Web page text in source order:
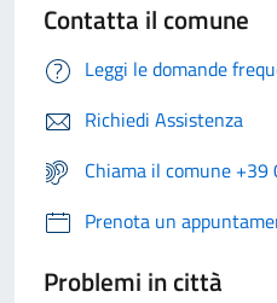
Contatta il comune
Leggi le domande
Richiedi Assistenza
Chiama il comune
Prenota un
Problemi in città